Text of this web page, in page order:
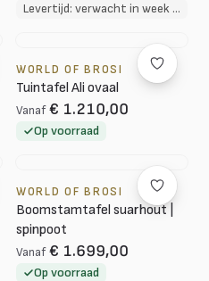
Levertijd: verwacht in week 37
WORLD OF BROSI
Tuintafel Ali ovaal
Vanaf € 1.210,00
Op voorraad
WORLD OF BROSI
Boomstamtafel suarhout |
spinpoot
Vanaf € 1.699,00
Op voorraad